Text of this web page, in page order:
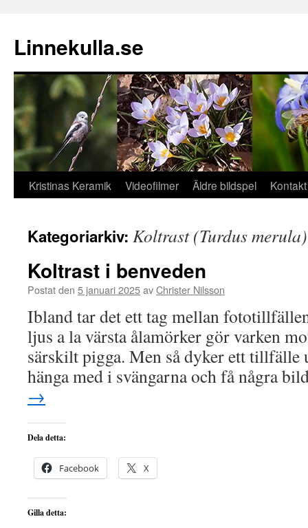
innehåll
Linnekulla.se
Kristinas Keramik Videofilmer Äldre bildspel Kontakt
Kategoriarkiv: Koltrast (Turdus merula)
Koltrast i benveden
Postat den 5 januari 2025avChrister Nilsson
Ibland tar det ett tag mellan
ljus a la värsta ålamörker gör varken
särskilt pigga. Men så dyker ett tillfälle
hänga med i svängarna och få några
→
Dela detta:
Facebook X
Gilla detta: